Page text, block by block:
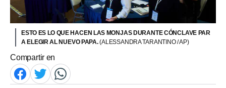
ESTO ES LO QUE HACEN LAS MONJAS DURANTE CÓNCLAVE PAR
A ELEGIR AL NUEVO PAPA.(ALESSANDRA TARANTINO / AP)
Compartir en